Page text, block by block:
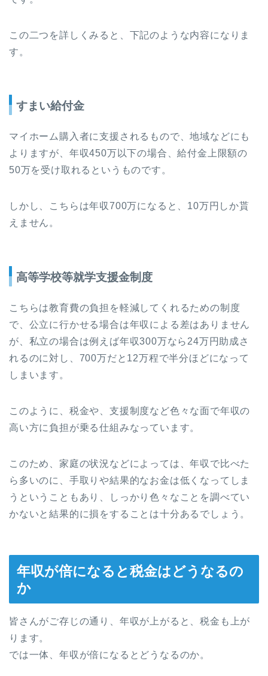
この二つを詳しくみると、下記のような内容になりま
す。
すまい給付金
マイホーム購入者に支援されるもので、地域などにも
よりますが、年収450万以下の場合、給付金上限額の
50万を受け取れるというものです。
しかし、こちらは年収700万になると、10万円しか貰
えません。
高等学校等就学支援金制度
こちらは教育費の負担を軽減してくれるための制度
で、公立に行かせる場合は年収による差はありません
が、私立の場合は例えば年収300万なら24万円助成さ
れるのに対し、700万だと12万程で半分ほどになって
しまいます。
このように、税金や、支援制度など色々な面で年収の
高い方に負担が乗る仕組みなっています。
このため、家庭の状況などによっては、年収で比べた
ら多いのに、手取りや結果的なお金は低くなってしま
うということもあり、しっかり色々なことを調べてい
かないと結果的に損をすることは十分あるでしょう。
年収が倍になると税金はどうなるの
か
皆さんがご存じの通り、年収が上がると、税金も上が
ります。
では一体、年収が倍になるとどうなるのか。